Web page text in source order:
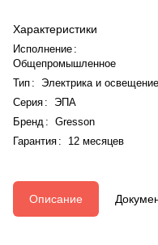
Характеристики
Исполнение :
Общепромышленное
Тип :
Электрика и освещение
Серия :
ЭПА
Бренд : Gresson
Гарантия : 12 месяцев
Описание